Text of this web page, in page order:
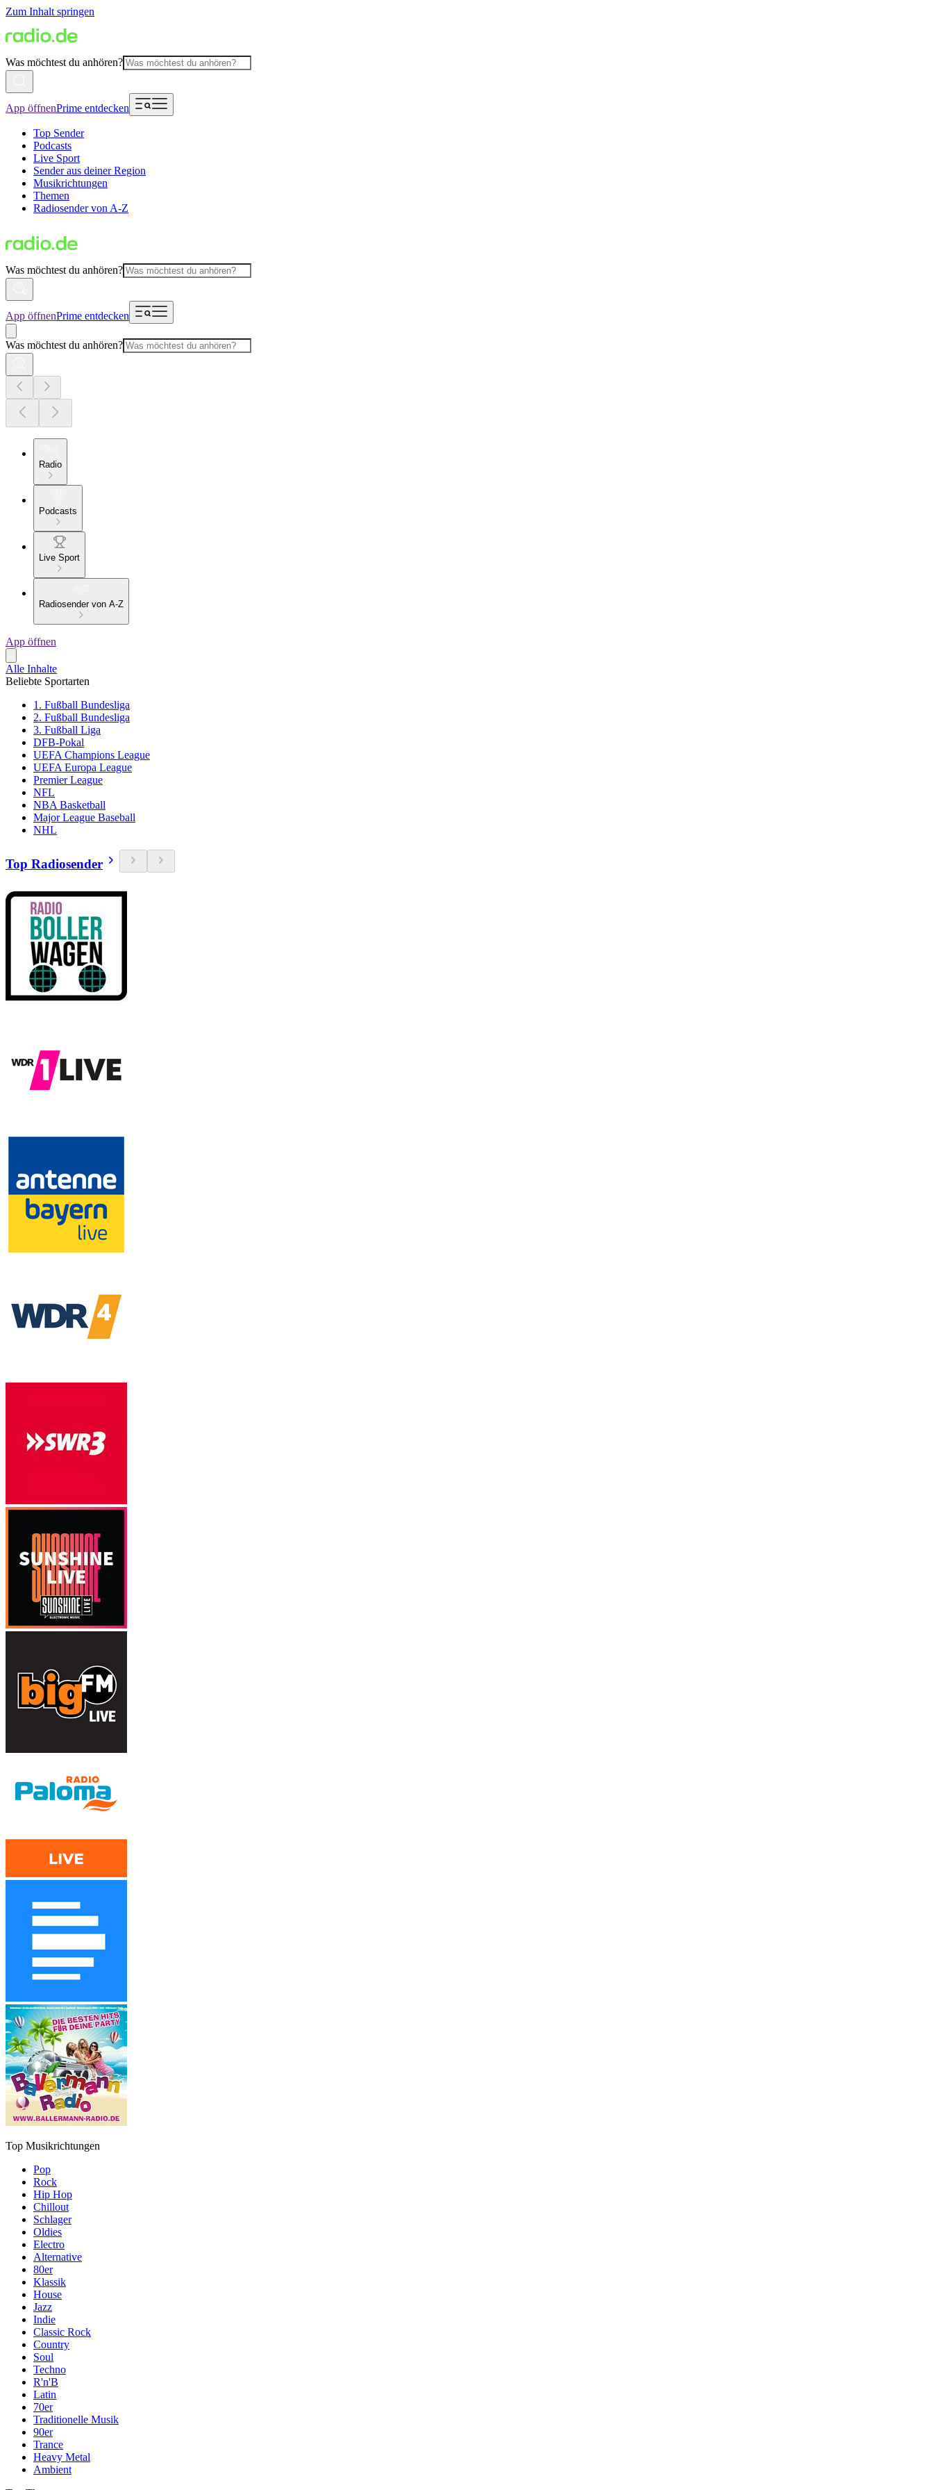
Zum Inhalt springen
Was möchtest du anhören?
App öffnenPrime entdecken
Top Sender
Podcasts
Live Sport
Sender aus deiner Region
Musikrichtungen
Themen
Radiosender von A-Z
Was möchtest du anhören?
App öffnenPrime entdecken
Was möchtest du anhören?
Radio
Podcasts
Live Sport
Radiosender von A-Z
App öffnen
Alle Inhalte
Beliebte Sportarten
1. Fußball Bundesliga
2. Fußball Bundesliga
3. Fußball Liga
DFB-Pokal
UEFA Champions League
UEFA Europa League
Premier League
NFL
NBA Basketball
Major League Baseball
NHL
Top Radiosender
Top Musikrichtungen
Pop
Rock
Hip Hop
Chillout
Schlager
Oldies
Electro
Alternative
80er
Klassik
House
Jazz
Indie
Classic Rock
Country
Soul
Techno
R'n'B
Latin
70er
Traditionelle Musik
90er
Trance
Heavy Metal
Ambient